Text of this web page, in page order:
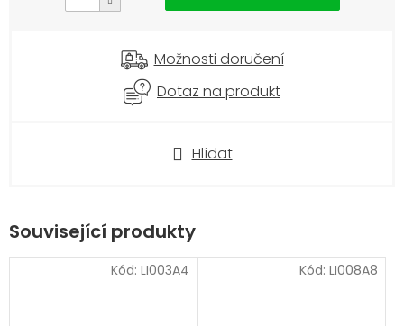
Hlídat
Možnosti doručení
Dotaz na produkt
Související produkty
Kód: LI003A4 Kód: LI008A8